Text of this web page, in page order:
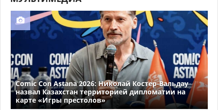
Comic Con Astana 2026: Николай Костер-Вальдау
назвал Казахстан территорией дипломатии на
карте «Игры престолов»